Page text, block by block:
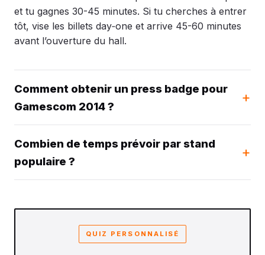
et tu gagnes 30-45 minutes. Si tu cherches à entrer
tôt, vise les billets day‑one et arrive 45-60 minutes
avant l’ouverture du hall.
Comment obtenir un press badge pour
Gamescom 2014 ?
Combien de temps prévoir par stand
populaire ?
QUIZ PERSONNALISÉ